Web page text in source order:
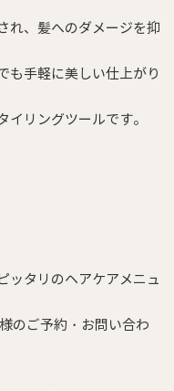
れ、髪へのダメージを抑
も手軽に美しい仕上がり
リングツールです。
ッタリのヘアケアメニュ
のご予約・お問い合わ